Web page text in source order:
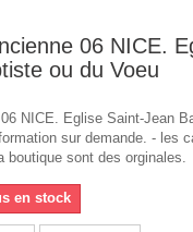
06 NICE.
ou du Voeu
NICE. Eglise Saint-Jean
sur demande. - les
boutique sont des orginales.
en stock